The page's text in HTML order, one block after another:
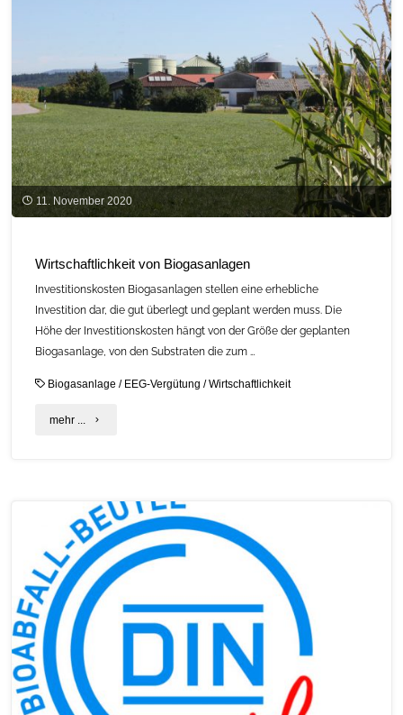
Verfahren
als
Möglichkeit"
11. November 2020
Wirtschaftlichkeit von Biogasanlagen
Investitionskosten Biogasanlagen stellen eine erhebliche
Investition dar, die gut überlegt und geplant werden muss. Die
Höhe der Investitionskosten hängt von der Größe der geplanten
Biogasanlage, von den Substraten die zum …
Biogasanlage / EEG-Vergütung /Wirtschaftlichkeit
mehr ... "Wirtschaftlichkeit